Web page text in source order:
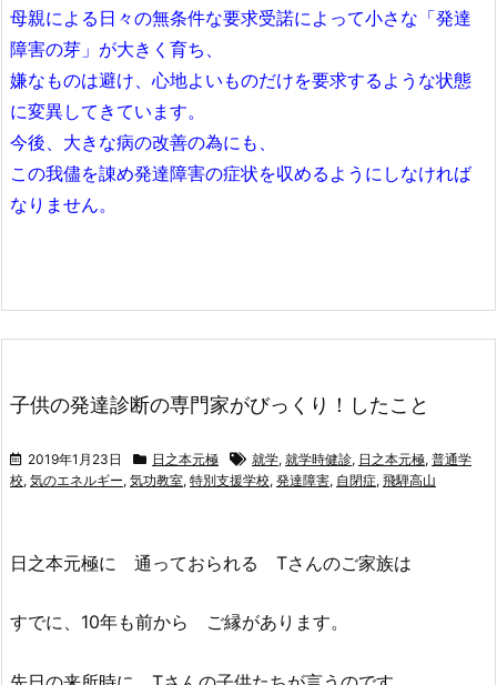
母親による日々の無条件な要求受諾によって小さな「発達
障害の芽」が大きく育ち、
嫌なものは避け、心地よいものだけを要求するような状態
に変異してきています。
今後、大きな病の改善の為にも、
この我儘を諌め発達障害の症状を収めるようにしなければ
なりません。
子供の発達診断の専門家がびっくり！したこと
2019年1月23日 日之本元極 就学, 就学時健診, 日之本元極, 普通学
校, 気のエネルギー, 気功教室, 特別支援学校, 発達障害, 自閉症, 飛騨高山
日之本元極に 通っておられる Tさんのご家族は
すでに、10年も前から ご縁があります。